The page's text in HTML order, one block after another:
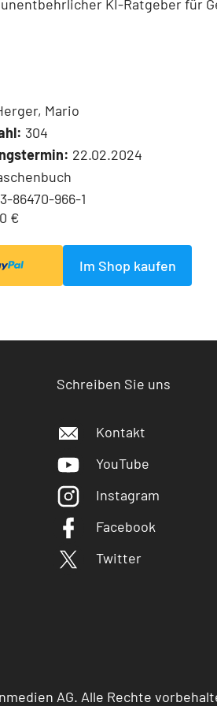
KI-Ratgeber für
Mario
304
22.02.2024
86470-966-1
€
Im Shop kaufen
Schreiben Sie uns
Kontakt
YouTube
Instagram
Facebook
Twitter
AG. Alle Rechte